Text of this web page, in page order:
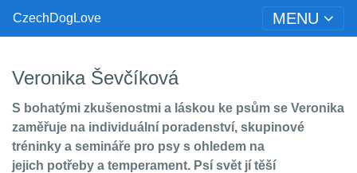
CzechDogLove MENU
Veronika Ševčíková
S bohatými zkušenostmi a láskou ke psům se Veronika
zaměřuje na individuální poradenství, skupinové
tréninky a semináře pro psy s ohledem na
jejich potřeby a temperament. Psí svět jí těší